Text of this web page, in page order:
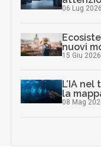
06 Lug 2026
nuovi
15 Giu 2026
L’IA
la
08 Mag